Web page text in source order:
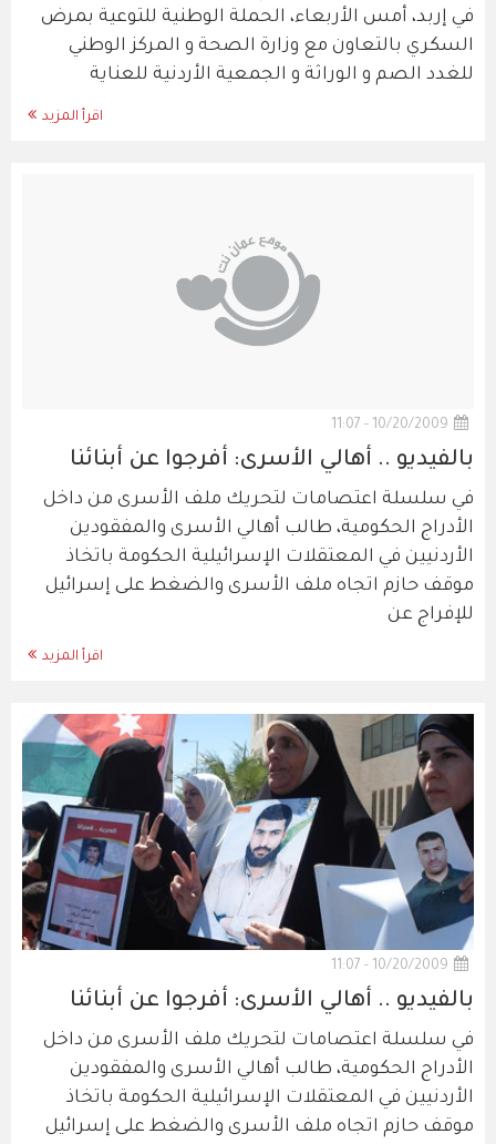
في إربد، أمس الأربعاء، الحملة الوطنية للتوعية بمرض
السكري بالتعاون مع وزارة الصحة و المركز الوطني
للغدد الصم و الوراثة و الجمعية الأردنية للعناية
اقرأ المزيد
10/20/2009 - 11:07
بالفيديو .. أهالي الأسرى: أفرجوا عن أبنائنا
في سلسلة اعتصامات لتحريك ملف الأسرى من داخل
الأدراج الحكومية، طالب أهالي الأسرى والمفقودين
الأردنيين في المعتقلات الإسرائيلية الحكومة باتخاذ
موقف حازم اتجاه ملف الأسرى والضغط على إسرائيل
للإفراج عن
اقرأ المزيد
10/20/2009 - 11:07
بالفيديو .. أهالي الأسرى: أفرجوا عن أبنائنا
في سلسلة اعتصامات لتحريك ملف الأسرى من داخل
الأدراج الحكومية، طالب أهالي الأسرى والمفقودين
الأردنيين في المعتقلات الإسرائيلية الحكومة باتخاذ
موقف حازم اتجاه ملف الأسرى والضغط على إسرائيل